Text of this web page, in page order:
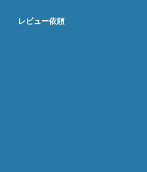
レビュー依頼